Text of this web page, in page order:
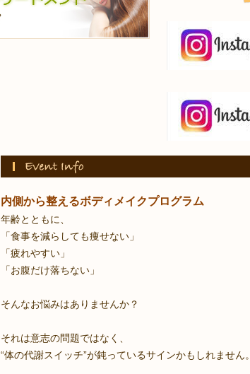
内側から整えるボディメイクプログラム
年齢とともに、
「食事を減らしても痩せない」
「疲れやすい」
「お腹だけ落ちない」
そんなお悩みはありませんか？
それは意志の問題ではなく、
“体の代謝スイッチ”が鈍っているサインかもしれません。